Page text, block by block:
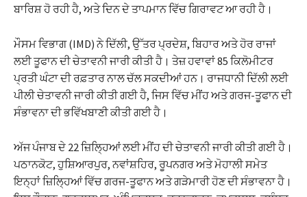
ਬਾਰਿਸ਼ ਹੋ ਰਹੀ ਹੈ, ਅਤੇ ਦਿਨ ਦੇ ਤਾਪਮਾਨ ਵਿੱਚ ਗਿਰਾਵਟ ਆ ਰਹੀ ਹੈ।
ਮੌਸਮ ਵਿਭਾਗ (IMD) ਨੇ ਦਿੱਲੀ, ਉੱਤਰ ਪ੍ਰਦੇਸ਼, ਬਿਹਾਰ ਅਤੇ ਹੋਰ ਰਾਜਾਂ
ਲਈ ਤੂਫਾਨ ਦੀ ਚੇਤਾਵਨੀ ਜਾਰੀ ਕੀਤੀ ਹੈ। ਤੇਜ਼ ਹਵਾਵਾਂ 85 ਕਿਲੋਮੀਟਰ
ਪ੍ਰਤੀ ਘੰਟਾ ਦੀ ਰਫ਼ਤਾਰ ਨਾਲ ਚੱਲ ਸਕਦੀਆਂ ਹਨ। ਰਾਜਧਾਨੀ ਦਿੱਲੀ ਲਈ
ਪੀਲੀ ਚੇਤਾਵਨੀ ਜਾਰੀ ਕੀਤੀ ਗਈ ਹੈ, ਜਿਸ ਵਿੱਚ ਮੀਂਹ ਅਤੇ ਗਰਜ-ਤੂਫਾਨ ਦੀ
ਸੰਭਾਵਨਾ ਦੀ ਭਵਿੱਖਬਾਣੀ ਕੀਤੀ ਗਈ ਹੈ।
ਅੱਜ ਪੰਜਾਬ ਦੇ 22 ਜ਼ਿਲ੍ਹਿਆਂ ਲਈ ਮੀਂਹ ਦੀ ਚੇਤਾਵਨੀ ਜਾਰੀ ਕੀਤੀ ਗਈ ਹੈ।
ਪਠਾਨਕੋਟ, ਹੁਸ਼ਿਆਰਪੁਰ, ਨਵਾਂਸ਼ਹਿਰ, ਰੂਪਨਗਰ ਅਤੇ ਮੋਹਾਲੀ ਸਮੇਤ
ਇਨ੍ਹਾਂ ਜ਼ਿਲ੍ਹਿਆਂ ਵਿੱਚ ਗਰਜ-ਤੂਫਾਨ ਅਤੇ ਗੜੇਮਾਰੀ ਹੋਣ ਦੀ ਸੰਭਾਵਨਾ ਹੈ।